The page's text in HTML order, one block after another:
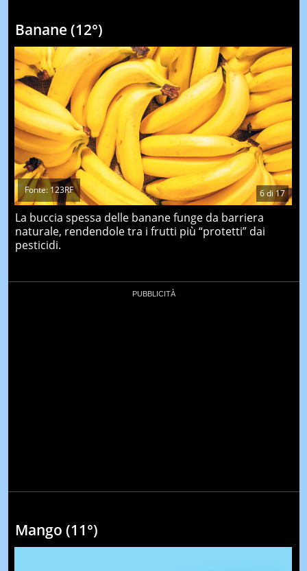
Banane (12°)
6di 17
Fonte: 123RF
La buccia spessa delle banane funge da barriera
naturale, rendendole tra i frutti più “protetti” dai
pesticidi.
Mango (11°)